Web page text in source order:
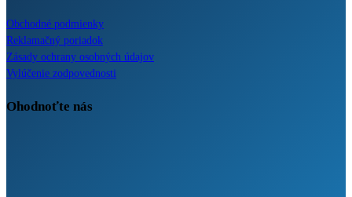
Obchodné podmienky
Reklamačný poriadok
Zásady ochrany osobných údajov
Vylúčenie zodpovednosti
Ohodnoťte nás